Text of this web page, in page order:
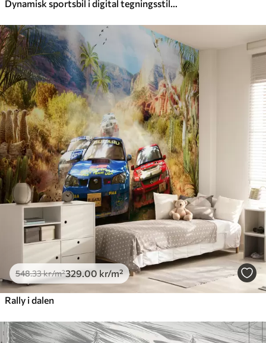
548.33kr/m²329.00 kr/m²
Rally i dalen